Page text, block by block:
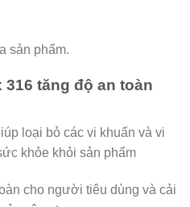
sản phẩm.
316 tăng độ an toàn
loại bỏ các vi khuẩn và vi
khỏe khỏi sản phẩm
cho người tiêu dùng và cải